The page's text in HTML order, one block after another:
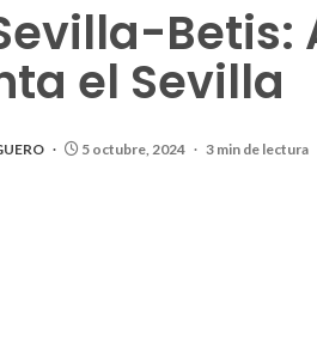
Betis:
el Sevilla
5 octubre, 2024 3 min de lectura